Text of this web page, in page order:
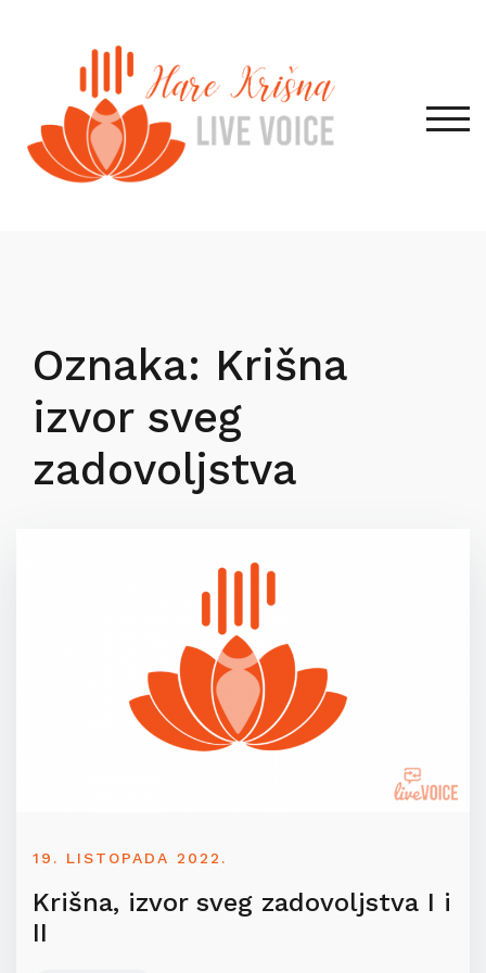
Oznaka: Krišna
izvor sveg
zadovoljstva
19. LISTOPADA 2022.
Krišna, izvor sveg zadovoljstva I i
II